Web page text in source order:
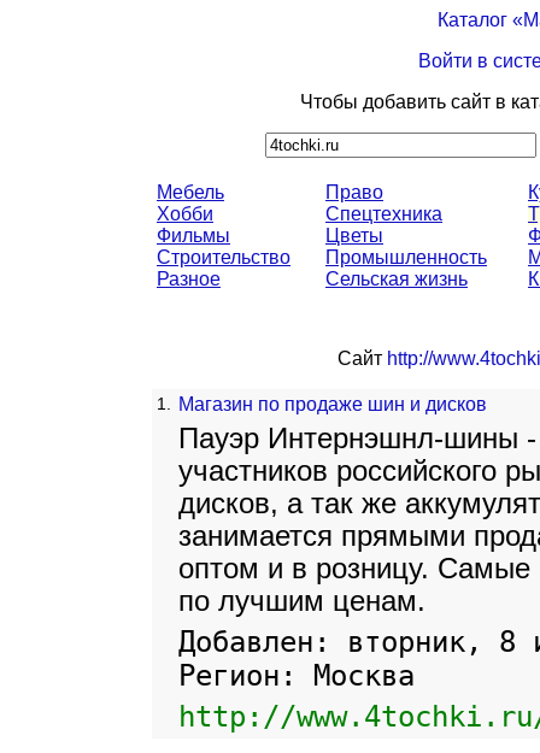
Каталог
Войти в
Чтобы добавить сайт в
Мебель
Хобби
Фильмы
Строительство
Разное
Право
Спецтехника
Цветы
Промышленность
Сельская жизнь
Сайт http://
1. Магазин по продаже шин и дисков
Пауэр Интернэшнл-шины -
участников российского
дисков, а так же
занимается прямыми
оптом и в розницу. Самые
по лучшим ценам.
Добавлен: вторник, 8
Регион: Москва
http://